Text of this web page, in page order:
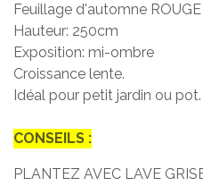
Feuillage d'automne ROUGE
Hauteur: 250cm
Exposition: mi-ombre
Croissance lente.
Idéal pour petit jardin ou pot.
CONSEILS :
PLANTEZ AVEC LAVE